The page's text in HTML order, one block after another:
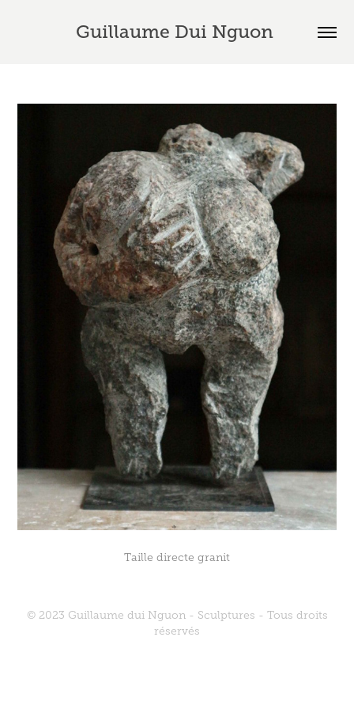
Guillaume Dui Nguon
Taille directe granit
© 2023 Guillaume dui Nguon - Sculptures - Tous droits
réservés